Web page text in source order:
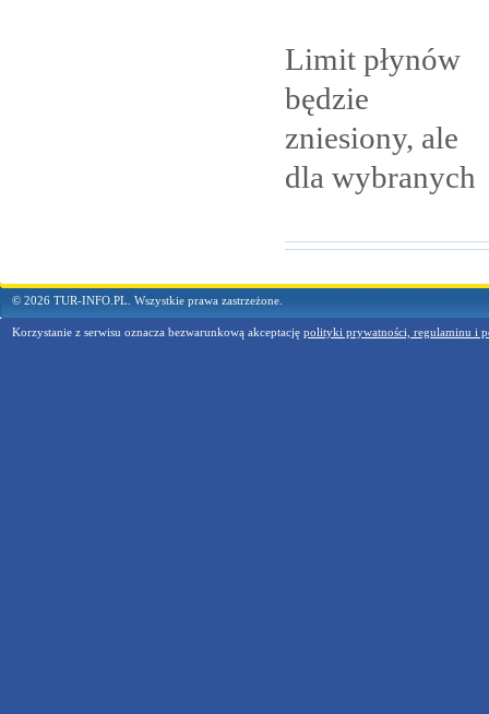
Limit płynów
będzie
zniesiony, ale
dla wybranych
© 2026 TUR-INFO.PL. Wszystkie prawa zastrzeżone.
Korzystanie z serwisu oznacza bezwarunkową akceptację polityki prywatności, regulaminu i